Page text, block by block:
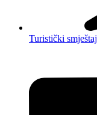
Turistički smještaj